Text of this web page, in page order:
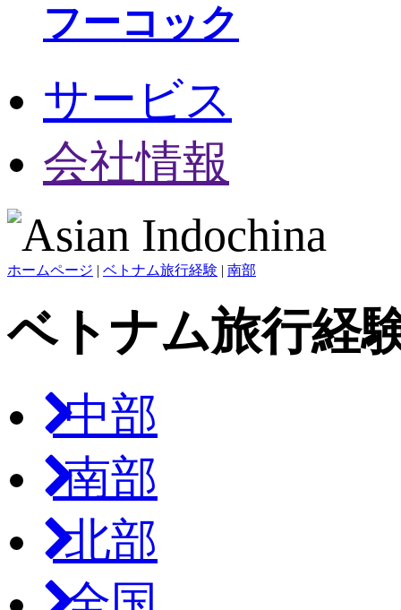
フーコック
サービス
会社情報
ホームページ | ベトナム旅行経験 | 南部
ベトナム旅行経
中部
南部
北部